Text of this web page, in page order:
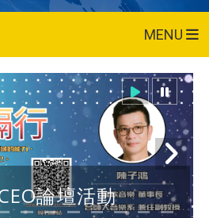
MENU
論壇活動